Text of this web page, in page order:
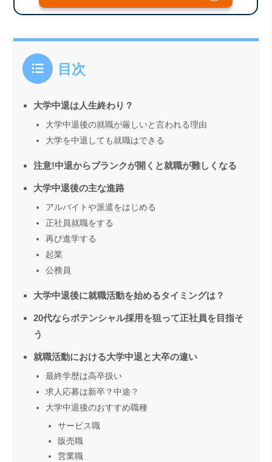
目次
大学中退は人生終わり？
大学中退後の就職が厳しいと言われる理由
大学を中退しても就職はできる
注意!中退からブランクが開くと就職が難しくなる
大学中退後の主な進路
アルバイトや派遣をはじめる
正社員就職をする
再び進学する
起業
公務員
大学中退後に就職活動を始めるタイミングは？
20代ならポテンシャル採用を狙って正社員を目指そ
う
就職活動における大学中退と大卒の違い
最終学歴は高卒扱い
求人応募は新卒？中途？
大学中退後のおすすめ職種
サービス職
販売職
営業職